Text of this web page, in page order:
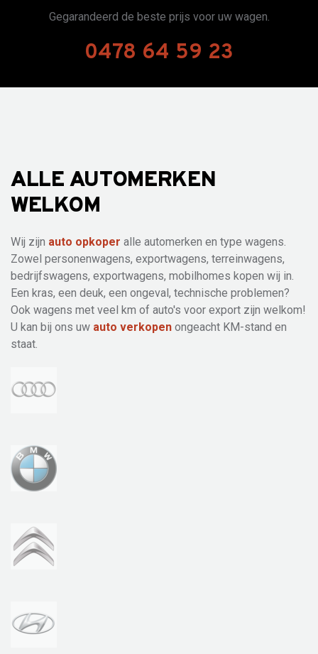
Gegarandeerd de beste prijs voor uw wagen.
0478 64 59 23
ALLE AUTOMERKEN
WELKOM
Wij zijn auto opkoper alle automerken en type wagens.
Zowel personenwagens, exportwagens, terreinwagens,
bedrijfswagens, exportwagens, mobilhomes kopen wij in.
Een kras, een deuk, een ongeval, technische problemen?
Ook wagens met veel km of auto's voor export zijn welkom!
U kan bij ons uw auto verkopen ongeacht KM-stand en
staat.